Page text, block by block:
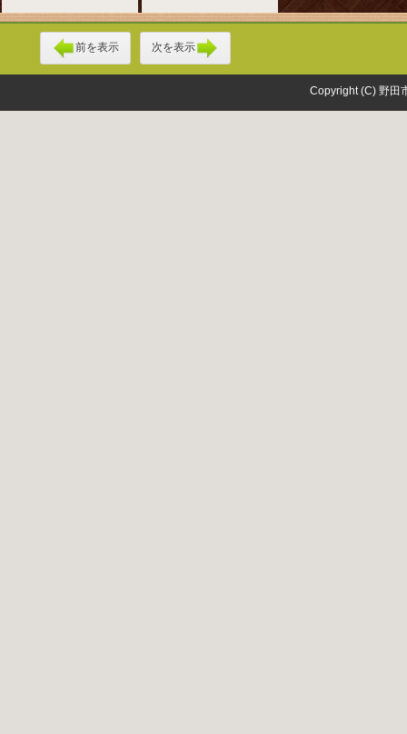
前を表示 次を表示
Copyright (C) 野田